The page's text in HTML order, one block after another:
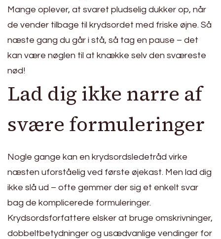
Mange oplever, at svaret pludselig dukker op, når
de vender tilbage til krydsordet med friske øjne. Så
næste gang du går i stå, så tag en pause – det
kan være nøglen til at knække selv den sværeste
nød!
Lad dig ikke narre af
svære formuleringer
Nogle gange kan en krydsordsledetråd virke
næsten uforståelig ved første øjekast. Men lad dig
ikke slå ud – ofte gemmer der sig et enkelt svar
bag de komplicerede formuleringer.
Krydsordsforfattere elsker at bruge omskrivninger,
dobbeltbetydninger og usædvanlige vendinger for